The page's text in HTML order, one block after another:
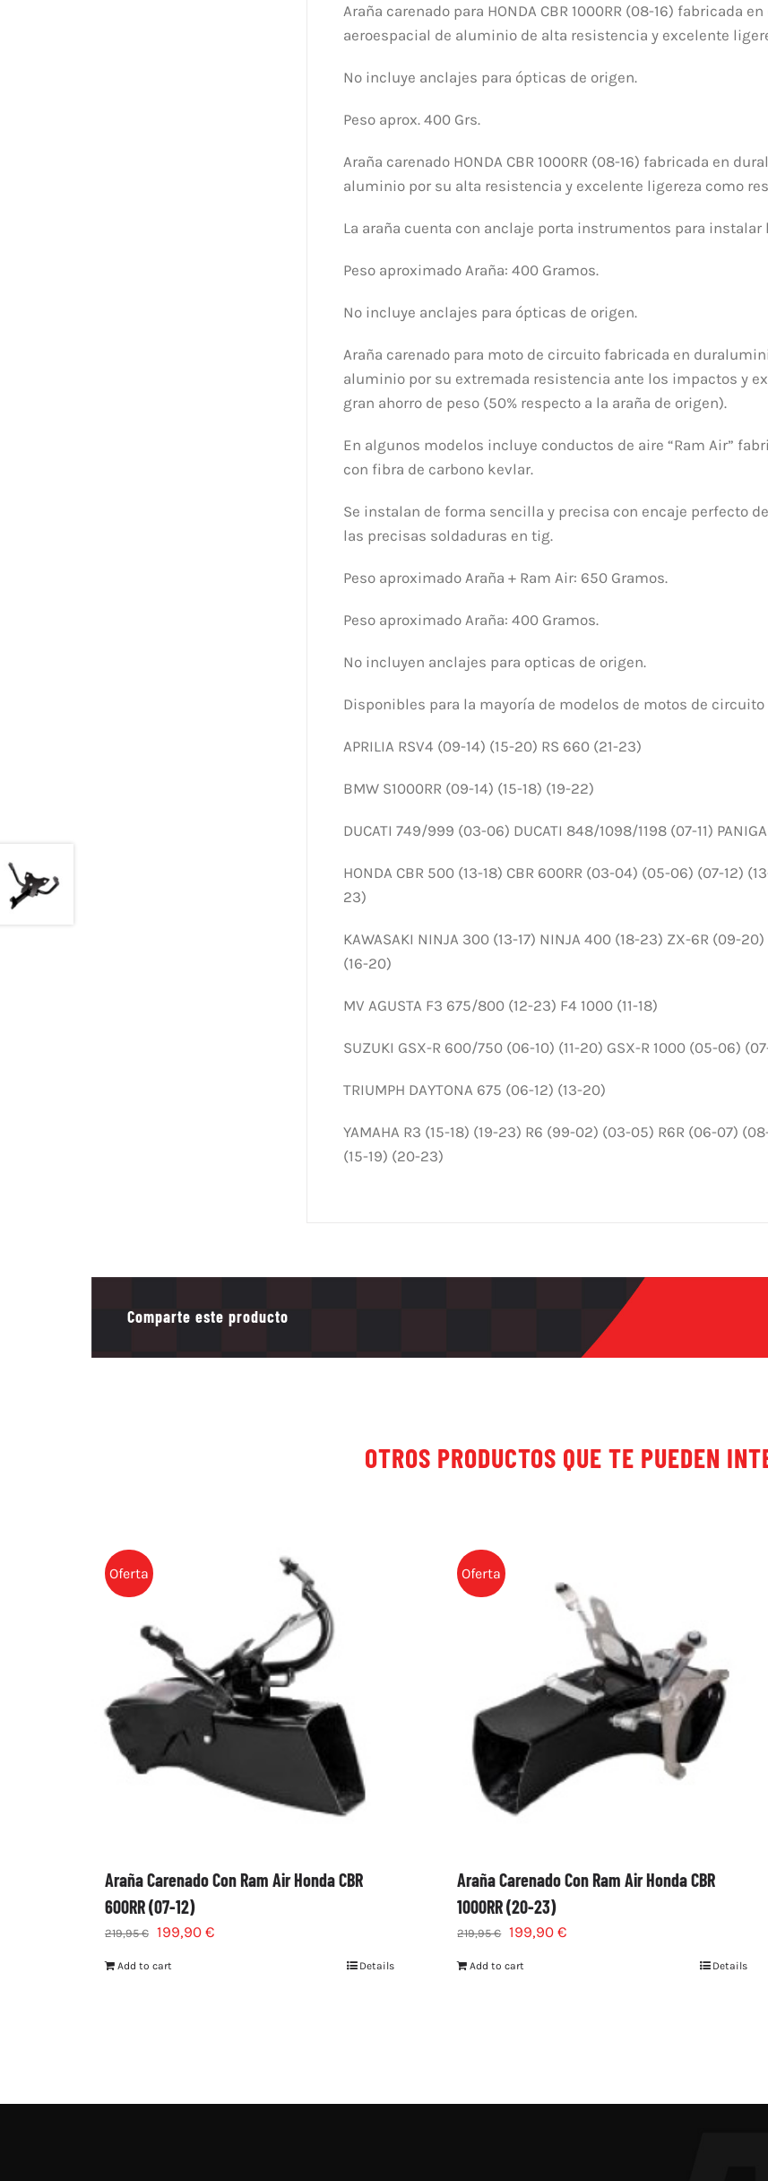
Araña carenado para HONDA CBR 1000RR (08-16) fabricada
aeroespacial de aluminio de alta resistencia y excelente
No incluye anclajes para ópticas de origen.
Peso aprox. 400 Grs.
Araña carenado HONDA CBR 1000RR (08-16) fabricada en
aluminio por su alta resistencia y excelente ligereza como
La araña cuenta con anclaje porta instrumentos para
Peso aproximado Araña: 400 Gramos.
No incluye anclajes para ópticas de origen.
Araña carenado para moto de circuito fabricada en
aluminio por su extremada resistencia ante los impactos y
gran ahorro de peso (50% respecto a la araña de origen).
En algunos modelos incluye conductos de aire “Ram Air”
con fibra de carbono kevlar.
Se instalan de forma sencilla y precisa con encaje perfecto
las precisas soldaduras en tig.
Peso aproximado Araña + Ram Air: 650 Gramos.
Peso aproximado Araña: 400 Gramos.
No incluyen anclajes para opticas de origen.
Disponibles para la mayoría de modelos de motos de circuito
APRILIA RSV4 (09-14) (15-20) RS 660 (21-23)
BMW S1000RR (09-14) (15-18) (19-22)
DUCATI 749/999 (03-06) DUCATI 848/1098/1198 (07-11)
HONDA CBR 500 (13-18) CBR 600RR (03-04) (05-06) (07-12)
23)
KAWASAKI NINJA 300 (13-17) NINJA 400 (18-23) ZX-6R (09-
(16-20)
MV AGUSTA F3 675/800 (12-23) F4 1000 (11-18)
SUZUKI GSX-R 600/750 (06-10) (11-20) GSX-R 1000 (05-06)
TRIUMPH DAYTONA 675 (06-12) (13-20)
YAMAHA R3 (15-18) (19-23) R6 (99-02) (03-05) R6R (06-07)
(15-19) (20-23)
Comparte este producto
OTROS PRODUCTOS QUE TE PUEDEN
Oferta
Araña Carenado Con Ram Air Honda CBR
600RR (07-12)
219,95€ 199,90 €
Add to cart Details
Oferta
Araña Carenado Con Ram Air Honda CBR
1000RR (20-23)
219,95€ 199,90€
Add to cart Details